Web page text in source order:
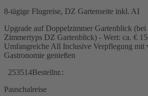
8-tägige Flugreise, DZ Gartenseite inkl. AI
Upgrade auf Doppelzimmer Gartenblick
Zimmertyps DZ Gartenblick) - Wert: ca. €
Umfangreiche All Inclusive Verpflegung mit
Gastronomie genießen
253514Bestellnr.:
Pauschalreise